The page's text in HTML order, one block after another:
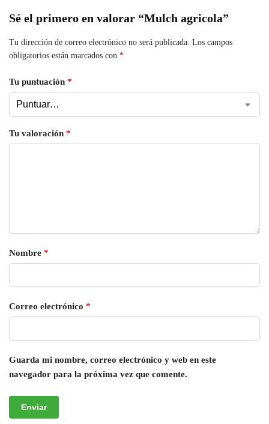
Sé el primero en valorar “Mulch agricola”
Tu dirección de correo electrónico no será publicada. Los campos
obligatorios están marcados con *
Tu puntuación *
Tu valoración *
Nombre *
Correo electrónico *
Guarda mi nombre, correo electrónico y web en este
navegador para la próxima vez que comente.